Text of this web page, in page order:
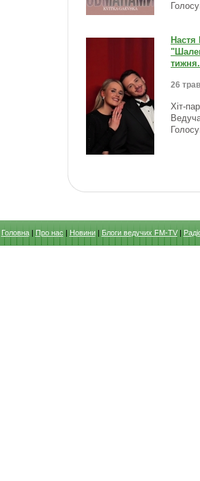
Настя
26
Хіт-
Головна|Про нас|Новини|Блоги ведучих FM-TV|